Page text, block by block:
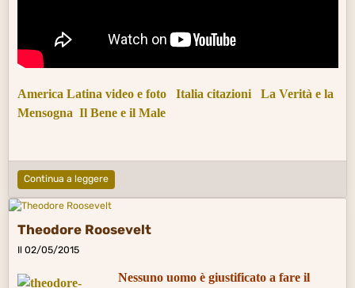
America Latina video e foto Italia citazioni
La Verità e la
Mensogna Il Bene e il Male
Continua a leggere
Theodore Roosevelt
Il 02/05/2015
Nessuno uomo è giustificato a fare il